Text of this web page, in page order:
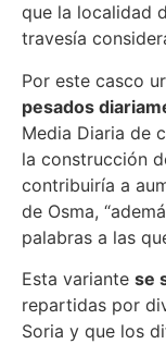
que la localidad
travesía
Por este casco
pesados
Media Diaria de
la construcción
contribuiría a
de Osma,
palabras a las
Esta variante se
repartidas por
Soria y que los